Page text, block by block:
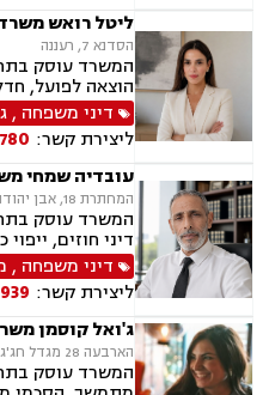
ליטל רואש
הסדנא 7, רעננה
המשרד עוסק
הוצאה לפועל,
ונדל"ן, ייפוי
ביטוח לאומי.
דיני משפחה ,
ליצירת קשר:
עובדיה שמחי
המחתרת 18, אבן יהודה
המשרד עוסק
דיני חוזים,
הסכמי ממון,
דיני משפחה ,
ליצירת קשר:
ג'ואל קוסמן
הארבעה 28 מגדל חג'ג' צפוני, תל-אביב
המשרד עוסק